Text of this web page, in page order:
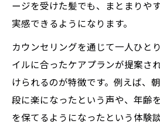
ージを受けた髪でも、まとまりや
実感できるようになります。
カウンセリングを通じて一人ひと
イルに合ったケアプランが提案さ
けられるのが特徴です。例えば、
段に楽になったという声や、年齢
を保てるようになったという体験